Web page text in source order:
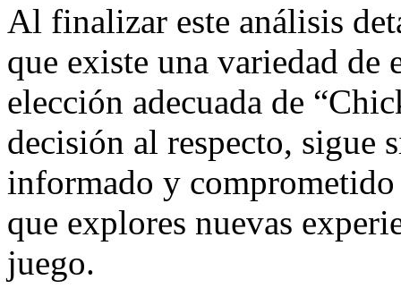
Al finalizar este análisis
que existe una variedad
elección adecuada de
decisión al respecto, sigue
informado y comprometido
que explores nuevas
juego.